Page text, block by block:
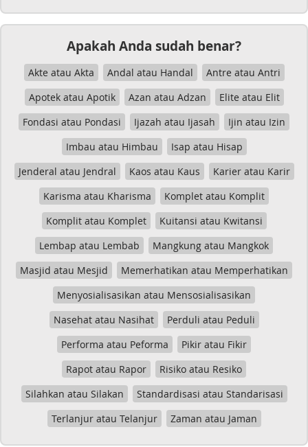
Apakah Anda sudah benar?
Akte atau Akta Andal atau Handal
Antre atau Antri
Apotek atau Apotik
Azan atau Adzan
Elite atau Elit
Fondasi atau Pondasi
Ijazah atau Ijasah
Ijin atau Izin
Imbau atau Himbau
Isap atau Hisap
Jenderal atau Jendral
Kaos atau Kaus
Karier atau Karir
Karisma atau Kharisma
Komplet atau Komplit
Komplit atau Komplet
Kuitansi atau Kwitansi
Lembap atau Lembab
Mangkung atau Mangkok
Masjid atau Mesjid
Memerhatikan atau Memperhatikan
Menyosialisasikan atau Mensosialisasikan
Nasehat atau Nasihat
Perduli atau Peduli
Performa atau Peforma
Pikir atau Fikir
Rapot atau Rapor
Risiko atau Resiko
Silahkan atau Silakan
Standardisasi atau Standarisasi
Terlanjur atau Telanjur
Zaman atau Jaman